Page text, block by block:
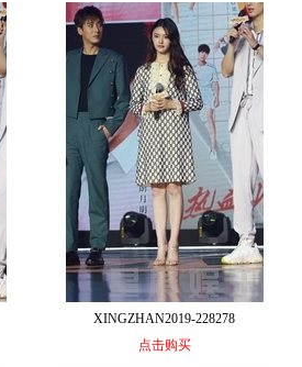
XINGZHAN2019-228278
点击购买